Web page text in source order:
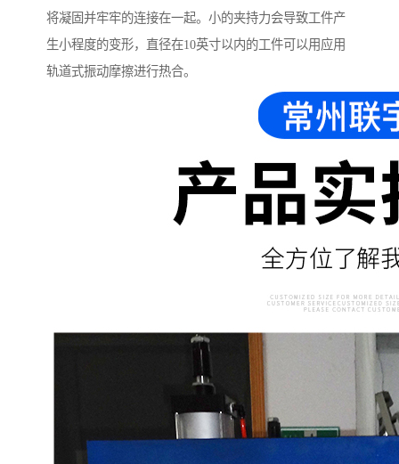
将凝固并牢牢的连接在一起。小的夹持力会导致工件产
生小程度的变形，直径在10英寸以内的工件可以用应用
轨道式振动摩擦进行热合。